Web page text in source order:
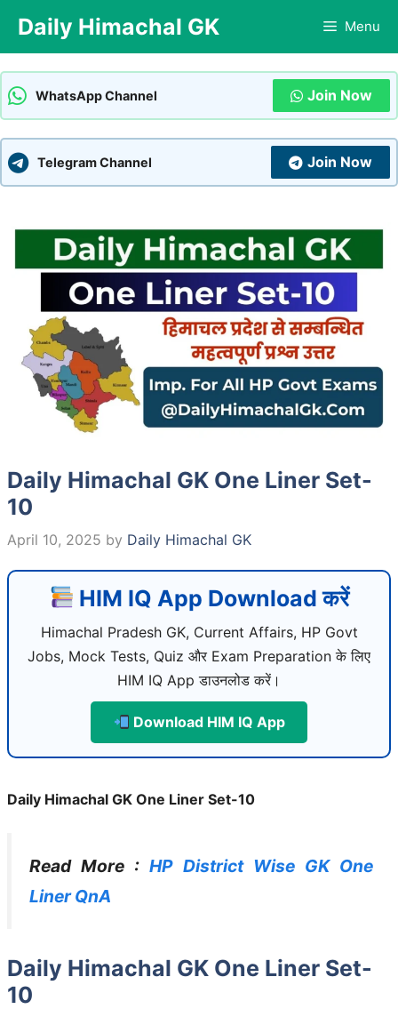
content
Daily Himachal GK Menu
WhatsApp Channel Join Now
Telegram Channel Join Now
Daily Himachal GK One Liner Set-
10
April 10, 2025 by Daily Himachal GK
HIM IQ App Download करें
Himachal Pradesh GK, Current Affairs, HP Govt
Jobs, Mock Tests, Quiz और Exam Preparation के लिए
HIM IQ App डाउनलोड करें।
Download HIM IQ App
Daily Himachal GK One Liner Set-10
Read More :HP District Wise GK One
Liner QnA
Daily Himachal GK One Liner Set-
10